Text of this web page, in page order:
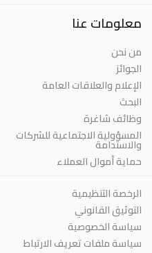
معلومات عنا
من نحن
الجوائز
الإعلام والعلاقات العامة
البحث
وظائف شاغرة
المسؤولية الاجتماعية للشركات
والاستدامة
حماية أموال العملاء
الرخصة التنظيمية
التوثيق القانوني
سياسة الخصوصية
سياسة ملفات تعريف الارتباط